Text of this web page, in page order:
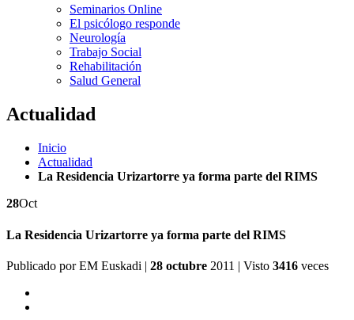
Seminarios Online
El psicólogo responde
Neurología
Trabajo Social
Rehabilitación
Salud General
Actualidad
Inicio
Actualidad
La Residencia Urizartorre ya forma parte del RIMS
28Oct
La Residencia Urizartorre ya forma parte del RIMS
Publicado porEM Euskadi | 28 octubre 2011 | Visto 3416 veces